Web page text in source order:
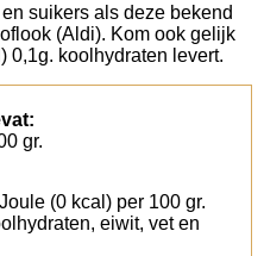
suikers als deze bekend
(Aldi). Kom ook gelijk
0,1g. koolhydraten levert.
gr.
(0 kcal) per 100 gr.
eiwit, vet en